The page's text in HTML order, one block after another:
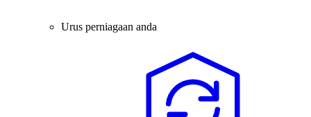
Urus perniagaan anda